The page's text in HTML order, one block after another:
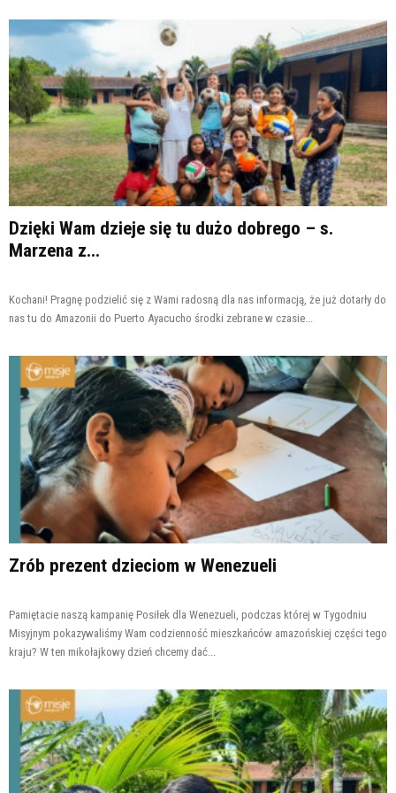
mln osób.
Dzięki Wam dzieje się tu dużo dobrego – s.
Marzena z...
Kochani! Pragnę podzielić się z Wami radosną dla nas informacją, że już dotarły do
nas tu do Amazonii do Puerto Ayacucho środki zebrane w czasie...
Zrób prezent dzieciom w Wenezueli
Pamiętacie naszą kampanię Posiłek dla Wenezueli, podczas której w Tygodniu
Misyjnym pokazywaliśmy Wam codzienność mieszkańców amazońskiej części tego
kraju? W ten mikołajkowy dzień chcemy dać...